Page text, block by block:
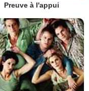
Preuve à l'appui